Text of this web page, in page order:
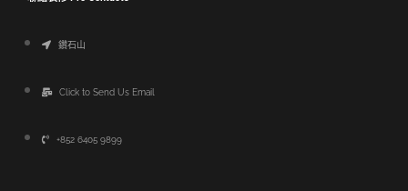
鑽石山
Click to Send Us Email
+852 6405 9899